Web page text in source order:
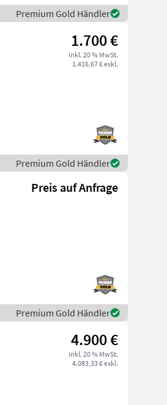
Premium Gold Händler
1.700 €
inkl. 20 % MwSt.
1.416,67 € exkl.
Premium Gold Händler
Preis auf Anfrage
Premium Gold Händler
4.900 €
inkl. 20 % MwSt.
4.083,33 € exkl.